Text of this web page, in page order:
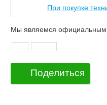
При покупке
Мы являемся официальным
Поделиться